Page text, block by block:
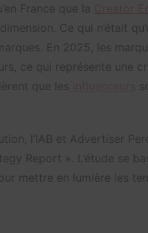
France que la
Ce qui n’était
En 2025, les
ce qui représente une
que les
l’IAB et Advertiser
Report ». L’étude se
mettre en lumière les